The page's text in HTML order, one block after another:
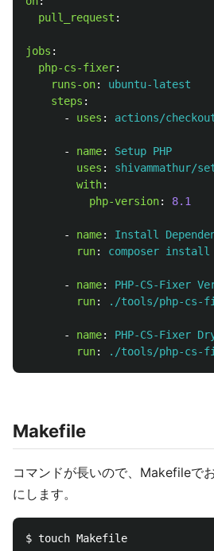
pull_request :
jobs :
php-cs-fixer:
runs-on:
ubuntu-latest
steps :
-
uses : actions/
- name:
Setup PHP
uses :
shivammathur/
with:
php-version: 8.1
- name:
Install
run: composer
- name:
PHP-CS-Fixer
run: ./tools/php-cs-
- name:
PHP-CS-Fixer
run: ./tools/php-cs-
Makefile
コマンドが長いので、Makefileで
にします。